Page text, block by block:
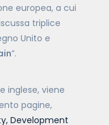
europea, a cui
triplice
Unito e
”.
inglese, viene
pagine,
Development